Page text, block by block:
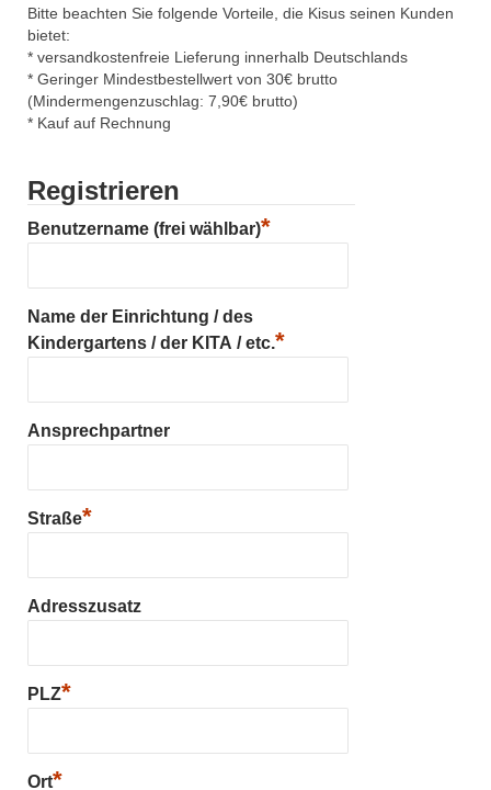
Bitte beachten Sie folgende Vorteile, die Kisus seinen Kunden
bietet:
* versandkostenfreie Lieferung innerhalb Deutschlands
* Geringer Mindestbestellwert von 30€ brutto
(Mindermengenzuschlag: 7,90€ brutto)
* Kauf auf Rechnung
Registrieren
Benutzername (frei wählbar)*
Name der Einrichtung / des
Kindergartens / der KITA / etc.*
Ansprechpartner
Straße*
Adresszusatz
PLZ*
Ort*